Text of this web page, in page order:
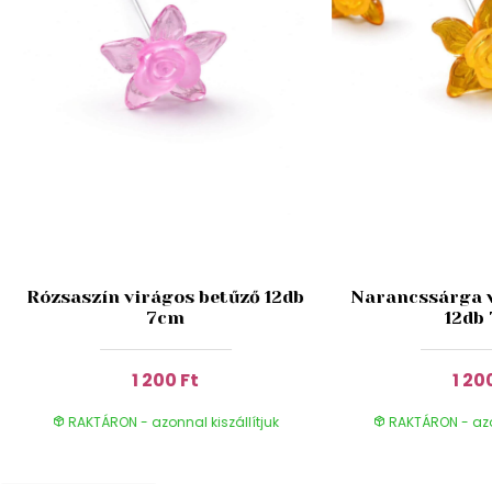
Rózsaszín virágos betűző 12db
7cm
1 200 Ft
RAKTÁRON - azonnal kiszállítjuk
Narancssárga
12db
1
RAKTÁRON -